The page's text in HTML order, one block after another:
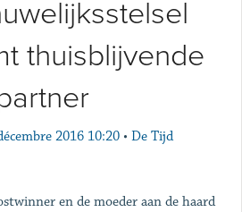
thuisblijvende
2016 10:20 • De Tijd
en de moeder aan de haard